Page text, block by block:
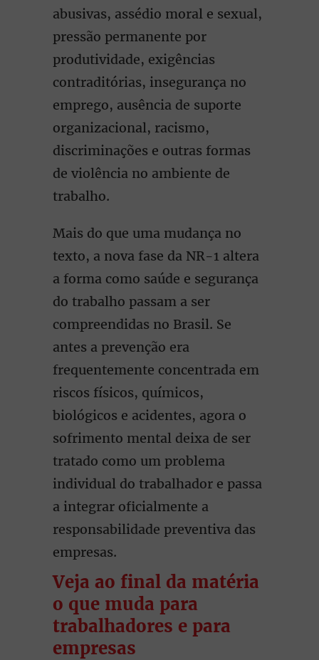
abusivas, assédio moral e sexual,
pressão permanente por
produtividade, exigências
contraditórias, insegurança no
emprego, ausência de suporte
organizacional, racismo,
discriminações e outras formas
de violência no ambiente de
trabalho.
Mais do que uma mudança no
texto, a nova fase da NR-1 altera
a forma como saúde e segurança
do trabalho passam a ser
compreendidas no Brasil. Se
antes a prevenção era
frequentemente concentrada em
riscos físicos, químicos,
biológicos e acidentes, agora o
sofrimento mental deixa de ser
tratado como um problema
individual do trabalhador e passa
a integrar oficialmente a
responsabilidade preventiva das
empresas.
Veja ao final da matéria
o que muda para
trabalhadores e para
empresas